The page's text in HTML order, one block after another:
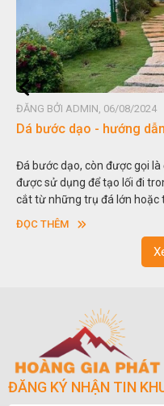
ĐĂNG BỞI ADMIN, 06/08/2024
Dá bước dạo - hướng
Đá bước dạo, còn được gọi
được sử dụng để tạo lối đi
cắt từ những trụ đá lớn hoặc
vuông hoặc hình chữ nhật và
ĐỌC THÊM
ĐĂNG KÝ NHẬN TIN